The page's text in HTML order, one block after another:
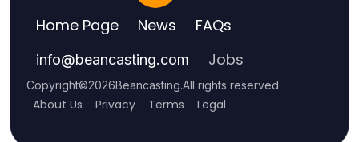
Home Page News FAQs
info@beancasting.com Jobs
Copyright©2026Beancasting.All rights reserved
About Us Privacy Terms Legal